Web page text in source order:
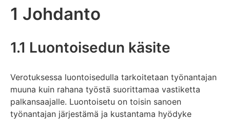
1 Johdanto
1.1 Luontoisedun käsite
Verotuksessa luontoisedulla tarkoitetaan työnantajan
muuna kuin rahana työstä suorittamaa vastiketta
palkansaajalle. Luontoisetu on toisin sanoen
työnantajan järjestämä ja kustantama hyödyke